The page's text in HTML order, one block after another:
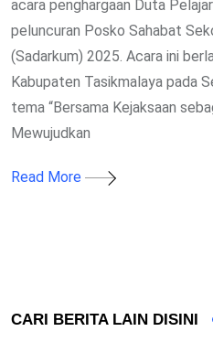
acara penghargaan Duta
peluncuran Posko Sahabat
(Sadarkum) 2025. Acara ini
Kabupaten Tasikmalaya pada
tema “Bersama Kejaksaan
Mewujudkan
Read More
CARI BERITA LAIN DISINI